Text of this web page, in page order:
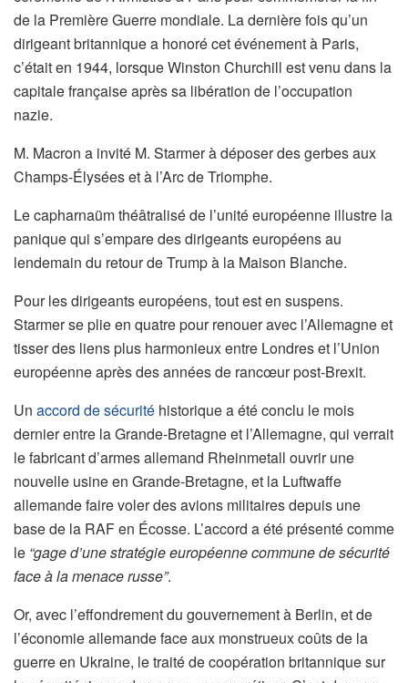
de la Première Guerre mondiale. La dernière fois qu’un
dirigeant britannique a honoré cet événement à Paris,
c’était en 1944, lorsque Winston Churchill est venu dans la
capitale française après sa libération de l’occupation
nazie.
M. Macron a invité M. Starmer à déposer des gerbes aux
Champs-Élysées et à l’Arc de Triomphe.
Le capharnaüm théâtralisé de l’unité européenne illustre la
panique qui s’empare des dirigeants européens au
lendemain du retour de Trump à la Maison Blanche.
Pour les dirigeants européens, tout est en suspens.
Starmer se plie en quatre pour renouer avec l’Allemagne et
tisser des liens plus harmonieux entre Londres et l’Union
européenne après des années de rancœur post-Brexit.
Un accord de sécurité historique a été conclu le mois
dernier entre la Grande-Bretagne et l’Allemagne, qui verrait
le fabricant d’armes allemand Rheinmetall ouvrir une
nouvelle usine en Grande-Bretagne, et la Luftwaffe
allemande faire voler des avions militaires depuis une
base de la RAF en Écosse. L’accord a été présenté comme
le “gage d’une stratégie européenne commune de sécurité
face à la menace russe”.
Or, avec l’effondrement du gouvernement à Berlin, et de
l’économie allemande face aux monstrueux coûts de la
guerre en Ukraine, le traité de coopération britannique sur